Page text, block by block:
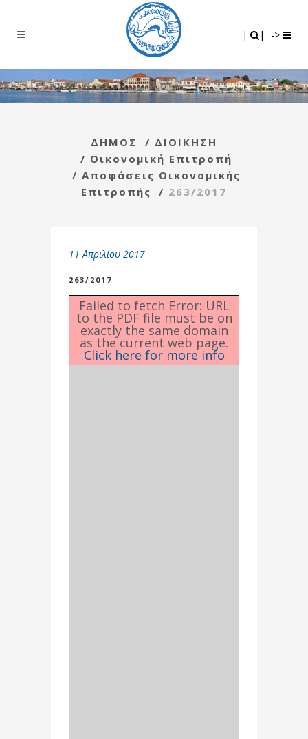
| | ->
ΔΗΜΟΣ / ΔΙΟΙΚΗΣΗ
/ Οικονομική Επιτροπή
/ Αποφάσεις Οικονομικής
Επιτροπής
/ 263/2017
11 Απριλίου 2017
263/2017
Failed to fetch Error: URL
to the PDF file must be on
exactly the same domain
as the current web page.
Click here for more info